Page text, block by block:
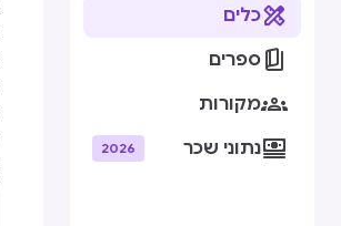
כלים
 ספרים
מקורות
נתוני שכר 2026